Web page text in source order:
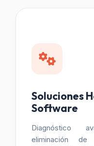
Soluciones
Software
Diagnóstico
eliminación